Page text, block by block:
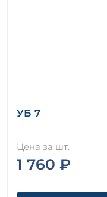
УБ 7
Цена за шт.
1 760 ₽